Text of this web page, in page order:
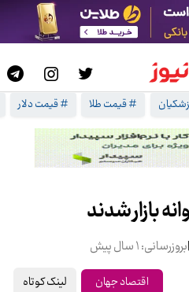
# قیمت طلا # قیمت دلار
بازار شدند
|بروزرسانی: 1 سال پیش
اقتصاد جهان لینک کوتاه